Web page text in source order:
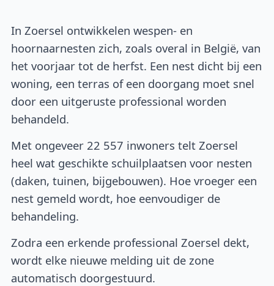
In Zoersel ontwikkelen wespen- en
hoornaarnesten zich, zoals overal in België, van
het voorjaar tot de herfst. Een nest dicht bij een
woning, een terras of een doorgang moet snel
door een uitgeruste professional worden
behandeld.
Met ongeveer 22 557 inwoners telt Zoersel
heel wat geschikte schuilplaatsen voor nesten
(daken, tuinen, bijgebouwen). Hoe vroeger een
nest gemeld wordt, hoe eenvoudiger de
behandeling.
Zodra een erkende professional Zoersel dekt,
wordt elke nieuwe melding uit de zone
automatisch doorgestuurd.